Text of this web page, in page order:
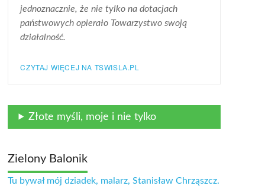
jednoznacznie, że nie tylko na dotacjach
państwowych opierało Towarzystwo swoją
działalność.
CZYTAJ WIĘCEJ NA TSWISLA.PL
Złote myśli, moje i nie tylko
Zielony Balonik
Tu bywał mój dziadek, malarz, Stanisław Chrząszcz.